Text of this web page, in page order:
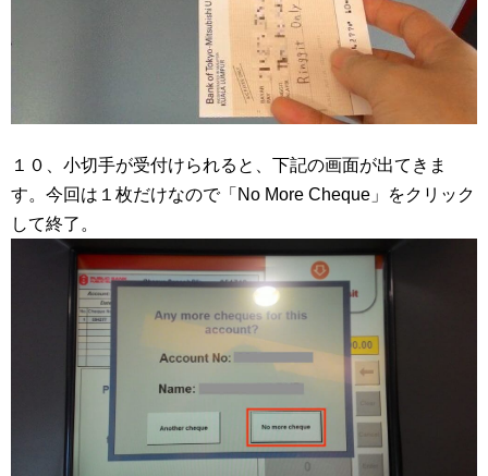
１０、小切手が受付けられると、下記の画面が出てきま
す。今回は１枚だけなので「No More Cheque」をクリック
して終了。